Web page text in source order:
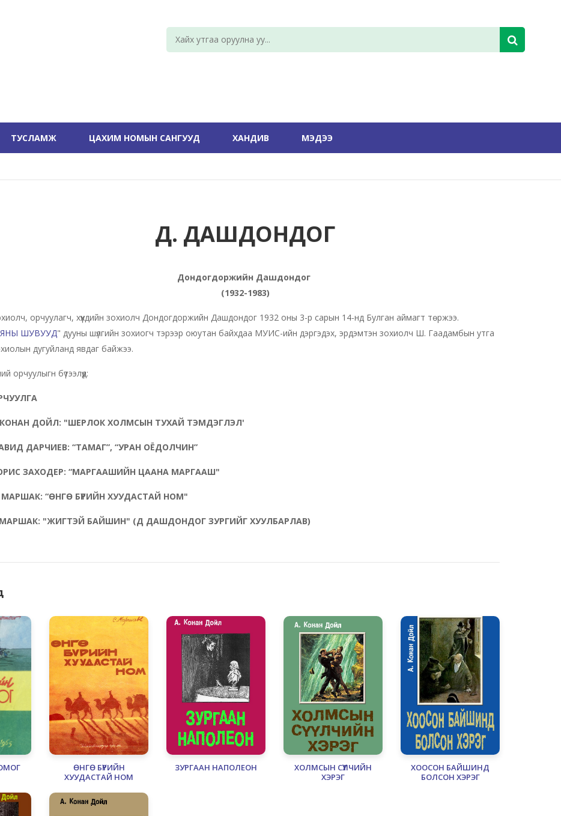
ТУСЛАМЖ ЦАХИМ НОМЫН САНГУУД ХАНДИВ МЭДЭЭ
Д. ДАШДОНДОГ
Дондогдоржийн Дашдондог
(1932-1983)
орчуулагч, хүүхдийн зохиолч Дондогдоржийн Дашдондог 1932 оны 3-р сарын 14-нд Булган аймагт төржээ.
ШУВУУД" дууны шүлгийн зохиогч тэрээр оюутан байхдаа МУИС-ийн дэргэдэх, эрдэмтэн зохиолч Ш. Гаадамбын утга
дугуйланд явдаг байжээ.
орчуулыгн бүтээлүүд:
ДОЙЛ: "ШЕРЛОК ХОЛМСЫН ТУХАЙ ТЭМДЭГЛЭЛ'
ДАРЧИЕВ: “ТАМАГ”, “УРАН ОЁДОЛЧИН”
ЗАХОДЕР: “МАРГААШИЙН ЦААНА МАРГААШ"
МАРШАК: “ӨНГӨ БҮРИЙН ХУУДАСТАЙ НОМ"
"ЖИГТЭЙ БАЙШИН" (Д ДАШДОНДОГ ЗУРГИЙГ ХУУЛБАРЛАВ)
ӨНГӨ БҮРИЙН
ХУУДАСТАЙ НОМ
ЗУРГААН НАПОЛЕОН
ХОЛМСЫН СҮҮЛЧИЙН
ХЭРЭГ
ХООСОН БАЙШИНД
БОЛСОН ХЭРЭГ